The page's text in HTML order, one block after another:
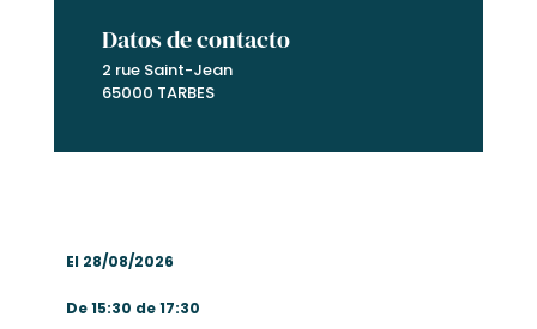
Datos de contacto
2 rue Saint-Jean
65000 TARBES
El 28/08/2026
De 15:30 de 17:30